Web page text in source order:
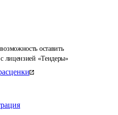
оставить
лицензией «Тендеры»